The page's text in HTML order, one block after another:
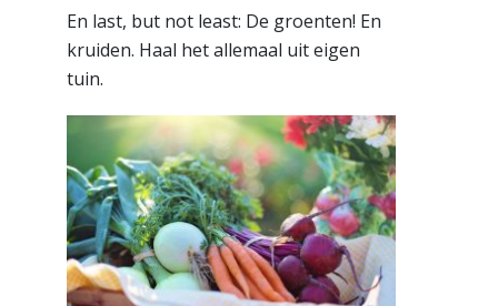
En last, but not least: De groenten! En
kruiden. Haal het allemaal uit eigen
tuin.